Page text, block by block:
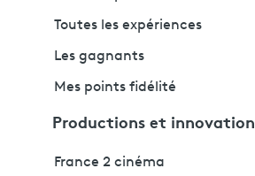
Toutes les expériences
Les gagnants
Mes points fidélité
Productions et innovation
France 2 cinéma